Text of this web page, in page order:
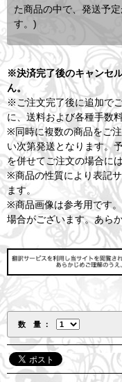
た商品の中で、発送予
す。)
※決済完了後のキャンセ
ん。
※ご注文完了後に追加で
に、送料および各種手数
※同時に複数の商品をご
い次第発送となります。
を併せてご注文の場合に
※商品の性質により表記
ます。
※商品画像は参考用です
場合がございます。あら
数 量